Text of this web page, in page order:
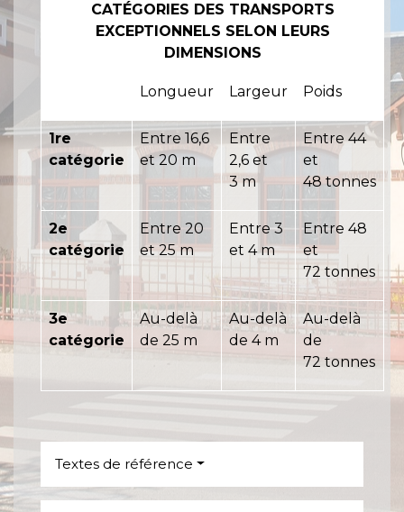
CATÉGORIES DES TRANSPORTS
EXCEPTIONNELS SELON LEURS
DIMENSIONS
Longueur Largeur Poids
1re
catégorie
Entre 16,6
et 20 m
Entre
2,6 et
3 m
Entre 44
et
48 tonnes
2e
catégorie
Entre 20
et 25 m
Entre 3
et 4 m
Entre 48
et
72 tonnes
3e
catégorie
Au-delà
de 25 m
Au-delà
de 4 m
Au-delà
de
72 tonnes
Textes de référence